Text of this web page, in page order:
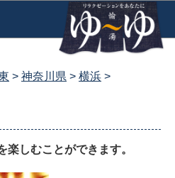
神奈川県 横浜
しむことができます。